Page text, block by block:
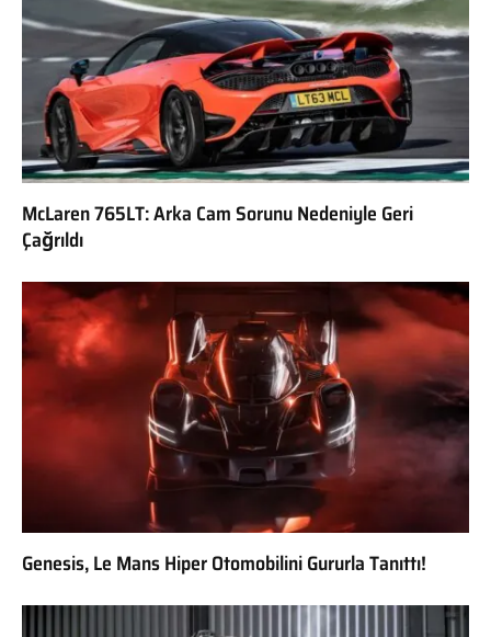
McLaren 765LT: Arka Cam Sorunu Nedeniyle Geri
Çağrıldı
Genesis, Le Mans Hiper Otomobilini Gururla Tanıttı!